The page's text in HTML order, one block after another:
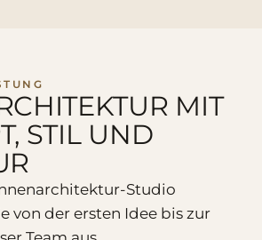
MIT
STIL UND
Studio
von der ersten Idee bis zur